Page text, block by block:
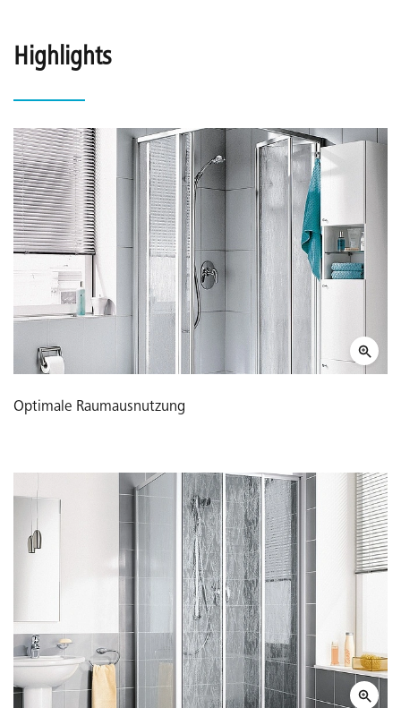
Highlights
Optimale Raumausnutzung